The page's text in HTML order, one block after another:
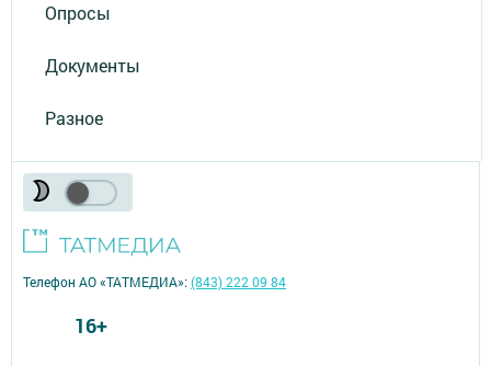
Опросы
Документы
Разное
Телефон АО «ТАТМЕДИА»:(843) 222 09 84
16+